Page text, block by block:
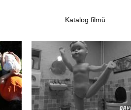
Katalog filmů